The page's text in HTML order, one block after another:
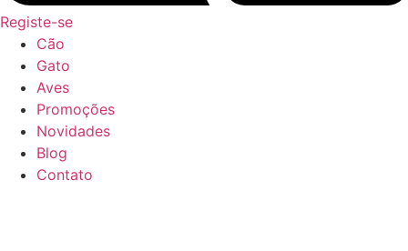
Registe-se
Cão
Gato
Aves
Promoções
Novidades
Blog
Contato